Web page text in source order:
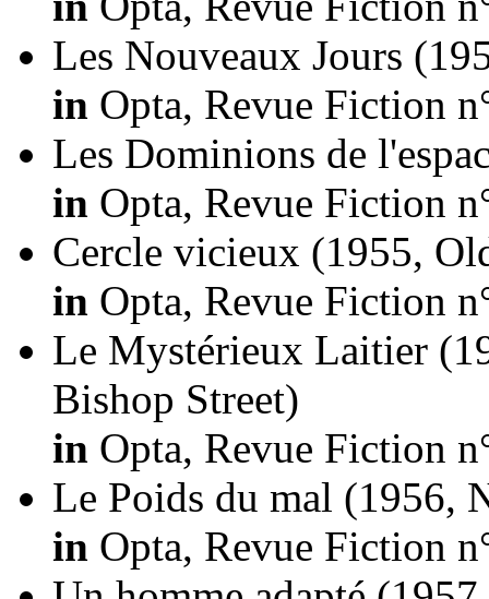
Les Nouveaux Jours
in Opta, Revue Fiction
Les Dominions de
in Opta, Revue Fiction
Cercle vicieux (1955,
in Opta, Revue Fiction
Le Mystérieux Laitier
Bishop Street)
in Opta, Revue Fiction
Le Poids du mal (1956,
in Opta, Revue Fiction